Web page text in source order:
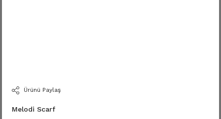
Ürünü Paylaş
Melodi Scarf